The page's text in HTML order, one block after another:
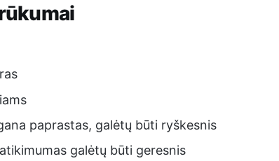
paprastas, galėtų būti ryškesnis
galėtų būti geresnis